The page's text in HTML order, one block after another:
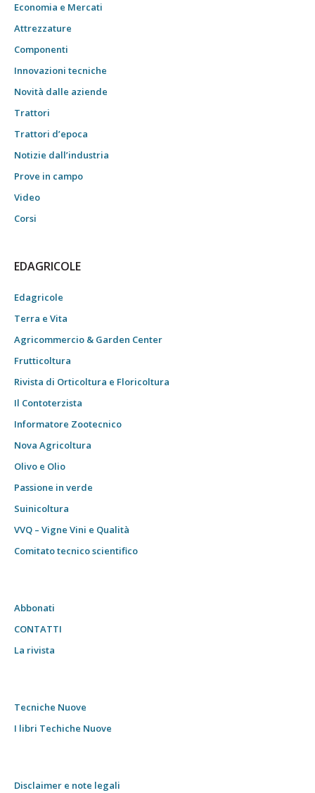
Economia e Mercati
Attrezzature
Componenti
Innovazioni tecniche
Novità dalle aziende
Trattori
Trattori d’epoca
Notizie dall’industria
Prove in campo
Video
Corsi
EDAGRICOLE
Edagricole
Terra e Vita
Agricommercio & Garden Center
Frutticoltura
Rivista di Orticoltura e Floricoltura
Il Contoterzista
Informatore Zootecnico
Nova Agricoltura
Olivo e Olio
Passione in verde
Suinicoltura
VVQ – Vigne Vini e Qualità
Comitato tecnico scientifico
Abbonati
CONTATTI
La rivista
Tecniche Nuove
I libri Techiche Nuove
Disclaimer e note legali